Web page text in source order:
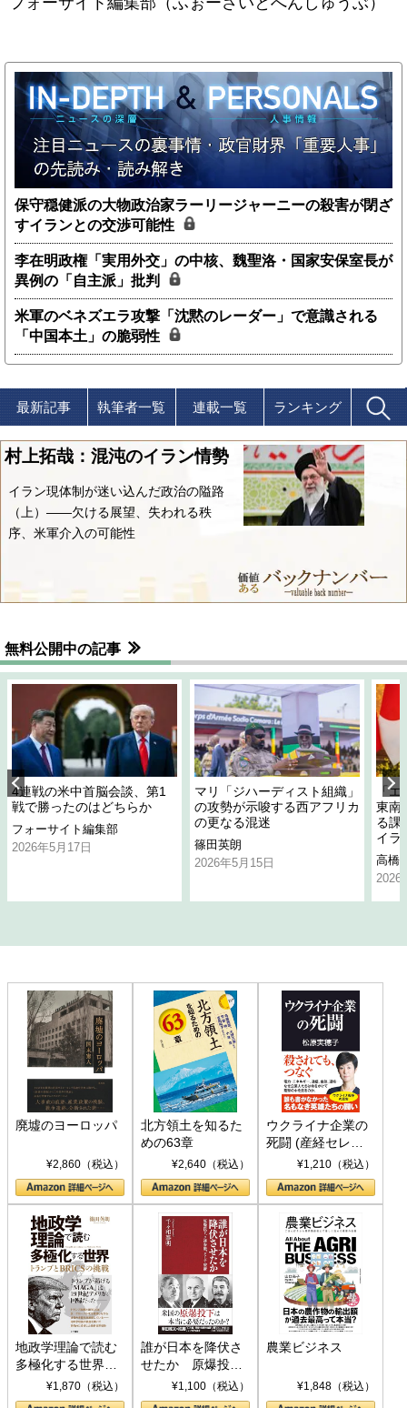
保守穏健派の大物政治家ラーリージャーニーの殺害が閉ざ
すイランとの交渉可能性
李在明政権「実用外交」の中核、魏聖洛・国家安保室長が
異例の「自主派」批判
米軍のベネズエラ攻撃「沈黙のレーダー」で意識される
「中国本土」の脆弱性
最新記事 執筆者一覧 連載一覧 ランキング
村上拓哉：混沌のイラン情勢
イラン現体制が迷い込んだ政治の隘路
（上）――欠ける展望、失われる秩
序、米軍介入の可能性
無料公開中の記事
4連戦の米中首脳会談、第1
戦で勝ったのはどちらか
フォーサイト編集部
2026年5月17日
マリ「ジハーディスト組織」
の攻勢が示唆する西アフリカ
の更なる混迷
篠田英朗
2026年5月15日
「
東南
る課
イラ
高橋
2026
廃墟のヨーロッパ
¥2,860（税込）
北方領土を知るた
めの63章
¥2,640（税込）
ウクライナ企業の
死闘 (産経セレク
ト S 039)¥1,210（税込）
地政学理論で読む
多極化する世界：
トランプとBRICS
の挑戦
¥1,870（税込）
誰が日本を降伏さ
せたか 原爆投
下、ソ連参戦、そ
して聖断 (PHP新
¥1,100（税込）
農業ビジネス
¥1,848（税込）